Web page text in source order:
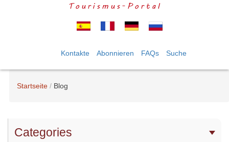
Tourismus-Portal
Kontakte Abonnieren FAQs Suche
Startseite Blog
Categories